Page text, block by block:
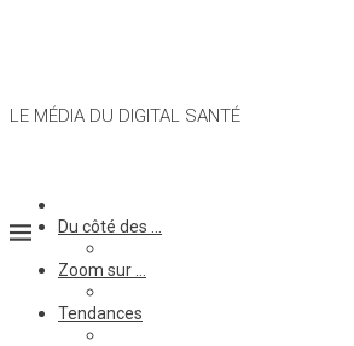
LE MÉDIA DU DIGITAL SANTÉ
Du côté des …
Zoom sur …
Tendances